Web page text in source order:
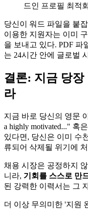
드인 프로필 최적
당신이 워드 파일을 붙
이용한 지원자는 이미
을 보내고 있다. PDF 파
는 24시간 안에 글로벌
결론: 지금 당
라
지금 바로 당신의 영문
a highly motivated..." 혹
있다면, 당신은 이미 수
류되어 삭제될 위기에
채용 시장은 공정하지
니라, ​ 기회를 스스로 만
된 강력한 이력서는 그
더 이상 무의미한 '지원